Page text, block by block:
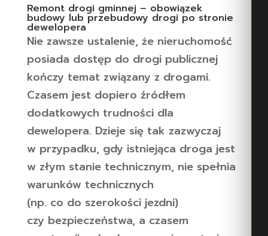
Remont drogi gminnej – obowiązek
budowy lub przebudowy drogi po stronie
dewelopera
Nie zawsze ustalenie, że nieruchomość
posiada dostęp do drogi publicznej
kończy temat związany z drogami.
Czasem jest dopiero źródłem
dodatkowych trudności dla
dewelopera. Dzieje się tak zazwyczaj
w przypadku, gdy istniejąca droga jest
w złym stanie technicznym, nie spełnia
warunków technicznych
(np. co do szerokości jezdni)
czy bezpieczeństwa, a czasem